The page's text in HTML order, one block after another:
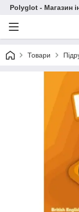
Polyglot - Магазин
Товари